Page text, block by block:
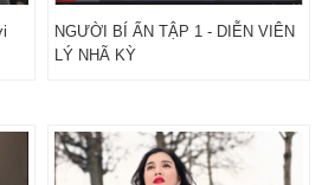
NGƯỜI BÍ ẨN TẬP 1 - DIỄN VIÊN
LÝ NHÃ KỲ